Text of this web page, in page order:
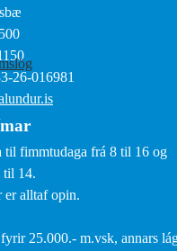
26-016981
til fimmtudaga frá 8 til 16 og
til 14.
er alltaf opin.
25.000.- m.vsk, annars